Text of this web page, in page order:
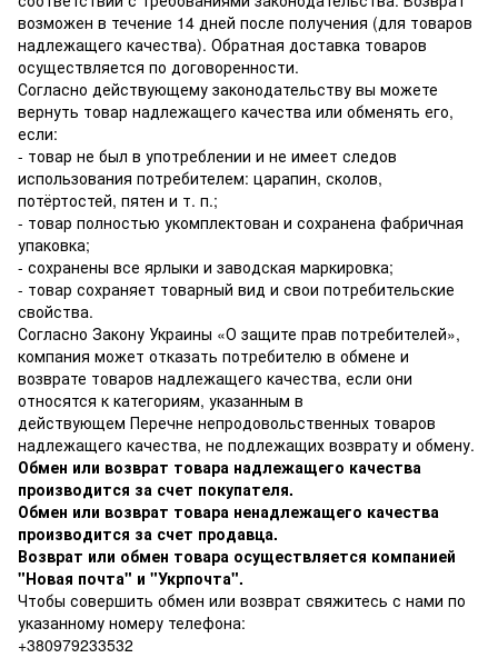
возможен в течение 14 дней после получения (для товаров
надлежащего качества). Обратная доставка товаров
осуществляется по договоренности.
Согласно действующему законодательству вы можете
вернуть товар надлежащего качества или обменять его,
если:
- товар не был в употреблении и не имеет следов
использования потребителем: царапин, сколов,
потёртостей, пятен и т. п.;
- товар полностью укомплектован и сохранена фабричная
упаковка;
- сохранены все ярлыки и заводская маркировка;
- товар сохраняет товарный вид и свои потребительские
свойства.
Согласно Закону Украины «О защите прав потребителей»,
компания может отказать потребителю в обмене и
возврате товаров надлежащего качества, если они
относятся к категориям, указанным в
действующем Перечне непродовольственных товаров
надлежащего качества, не подлежащих возврату и обмену.
Обмен или возврат товара надлежащего качества
производится за счет покупателя.
Обмен или возврат товара ненадлежащего качества
производится за счет продавца.
Возврат или обмен товара осуществляется компанией
"Новая почта" и "Укрпочта".
Чтобы совершить обмен или возврат свяжитесь с нами по
указанному номеру телефона:
+380979233532